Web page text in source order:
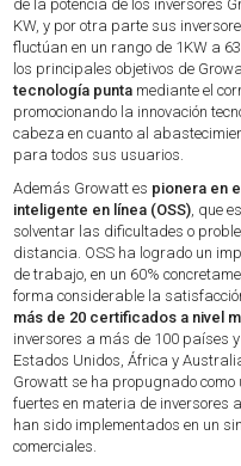
de la potencia de los inversores
KW, y por otra parte sus
fluctúan en un rango de 1KW a
los principales objetivos de
tecnología punta mediante el
promocionando la innovación
cabeza en cuanto al
para todos sus usuarios.
Además Growatt es pionera en
inteligente en línea (OSS) , que
solventar las dificultades o
distancia. OSS ha logrado un
de trabajo, en un 60%
forma considerable la
más de 20 certificados a nivel
inversores a más de 100 países
Estados Unidos, África y
Growatt se ha propugnado
fuertes en materia de inversores
han sido implementados en un
comerciales.